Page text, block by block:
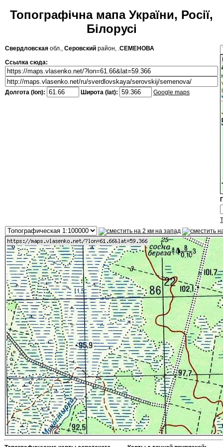
Топографічна мапа України, Росії,
Білорусі
Свердловская обл., Серовский район, .СЕМЕНОВА
Ссылка сюда:
Долгота (lon): Широта (lat): Google maps